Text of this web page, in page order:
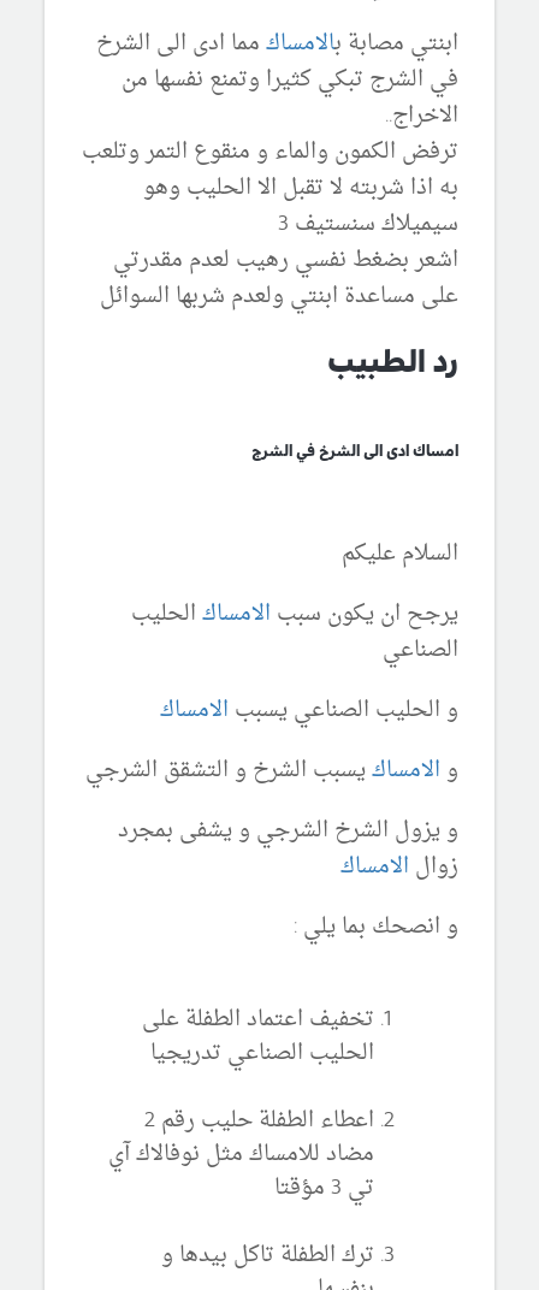
ابنتي مصابة بالامساكمما ادى الى الشرخ
في الشرج تبكي كثيرا وتمنع نفسها من
الاخراج..
ترفض الكمون والماء و منقوع التمر وتلعب
به اذا شربته لا تقبل الا الحليب وهو
سيميلاك سنستيف 3
اشعر بضغط نفسي رهيب لعدم مقدرتي
على مساعدة ابنتي ولعدم شربها السوائل
رد الطبيب
امساك ادى الى الشرخ في الشرج
السلام عليكم
يرجح ان يكون سبب الامساكالحليب
الصناعي
و الحليب الصناعي يسبب الامساك
و الامساكيسبب الشرخ و التشقق الشرجي
و يزول الشرخ الشرجي و يشفى بمجرد
زوال الامساك
و انصحك بما يلي :
تخفيف اعتماد الطفلة على
الحليب الصناعي تدريجيا
اعطاء الطفلة حليب رقم 2
مضاد للامساك مثل نوفالاك آي
تي 3 مؤقتا
ترك الطفلة تاكل بيدها و